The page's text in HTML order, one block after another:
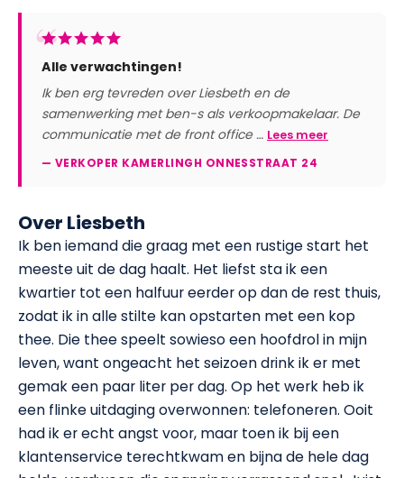
Alle verwachtingen!
Ik ben erg tevreden over Liesbeth en de
samenwerking met ben-s als verkoopmakelaar. De
communicatie met de front office … Lees meer
— VERKOPER KAMERLINGH ONNESSTRAAT 24
Over Liesbeth
Ik ben iemand die graag met een rustige start het
meeste uit de dag haalt. Het liefst sta ik een
kwartier tot een halfuur eerder op dan de rest thuis,
zodat ik in alle stilte kan opstarten met een kop
thee. Die thee speelt sowieso een hoofdrol in mijn
leven, want ongeacht het seizoen drink ik er met
gemak een paar liter per dag. Op het werk heb ik
een flinke uitdaging overwonnen: telefoneren. Ooit
had ik er echt angst voor, maar toen ik bij een
klantenservice terechtkwam en bijna de hele dag